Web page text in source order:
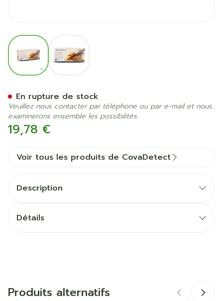
View larger image
19,78 €
En rupture de stock
Veuillez nous contacter par téléphone ou par e-mail et nous
examinerons ensemble les possibilités.
Voir tous les produits de CovaDetect
Description
Détails
Marques CovaDetect
Produits alternatifs